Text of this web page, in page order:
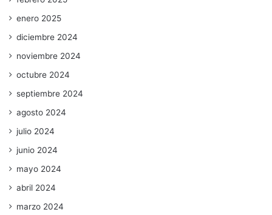
enero 2025
diciembre 2024
noviembre 2024
octubre 2024
septiembre 2024
agosto 2024
julio 2024
junio 2024
mayo 2024
abril 2024
marzo 2024